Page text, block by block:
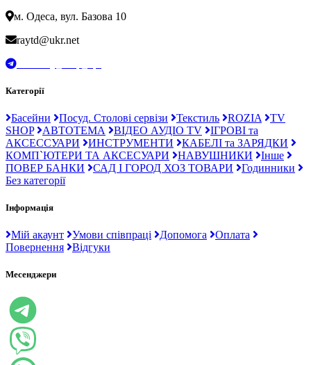
м. Одеса, вул. Базова 10
raytd@ukr.net
Категорії
Басейни Посуд. Столові сервізи Текстиль ROZIA
TV
SHOP
АВТОТЕМА ВІДЕО АУДІО TV
ІГРОВІ та
АКСЕССУАРИ
ИНСТРУМЕНТИ
КАБЕЛІ та ЗАРЯДКИ
КОМП`ЮТЕРИ ТА АКСЕСУАРИ
НАВУШНИКИ
Інше
ПОВЕР БАНКИ
САД І ГОРОД ХОЗ ТОВАРИ
Годинники
Без категорії
Інформація
Мій акаунт Умови співпраці Допомога
Оплата
Повернення
Відгуки
Месенджери